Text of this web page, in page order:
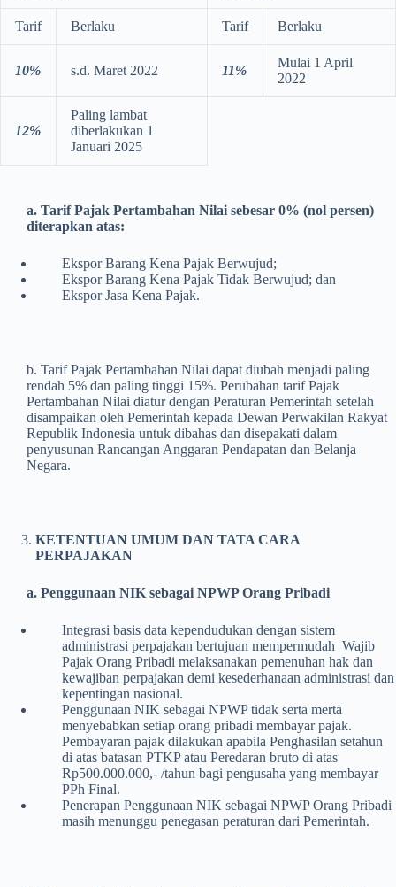
Tarif Berlaku Tarif Berlaku
10% s.d. Maret 2022 11%
Mulai 1 April
2022
12%
Paling lambat
diberlakukan 1
Januari 2025
a. Tarif Pajak Pertambahan Nilai sebesar 0% (nol persen)
diterapkan atas:
Ekspor Barang Kena Pajak Berwujud;
Ekspor Barang Kena Pajak Tidak Berwujud; dan
Ekspor Jasa Kena Pajak.
b. Tarif Pajak Pertambahan Nilai dapat diubah menjadi paling
rendah 5% dan paling tinggi 15%. Perubahan tarif Pajak
Pertambahan Nilai diatur dengan Peraturan Pemerintah setelah
disampaikan oleh Pemerintah kepada Dewan Perwakilan Rakyat
Republik Indonesia untuk dibahas dan disepakati dalam
penyusunan Rancangan Anggaran Pendapatan dan Belanja
Negara.
KETENTUAN UMUM DAN TATA CARA
PERPAJAKAN
a. Penggunaan NIK sebagai NPWP Orang Pribadi
Integrasi basis data kependudukan dengan sistem
administrasi perpajakan bertujuan mempermudah Wajib
Pajak Orang Pribadi melaksanakan pemenuhan hak dan
kewajiban perpajakan demi kesederhanaan administrasi dan
kepentingan nasional.
Penggunaan NIK sebagai NPWP tidak serta merta
menyebabkan setiap orang pribadi membayar pajak.
Pembayaran pajak dilakukan apabila Penghasilan setahun
di atas batasan PTKP atau Peredaran bruto di atas
Rp500.000.000,- /tahun bagi pengusaha yang membayar
PPh Final.
Penerapan Penggunaan NIK sebagai NPWP Orang Pribadi
masih menunggu penegasan peraturan dari Pemerintah.